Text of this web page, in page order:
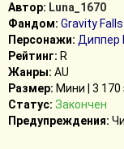
Автор: Luna_1670
Фандом: Gravity Falls
Персонажи: Диппер
Рейтинг: R
Жанры: AU
Размер: Мини | 3 170
Статус: Закончен
Предупреждения: